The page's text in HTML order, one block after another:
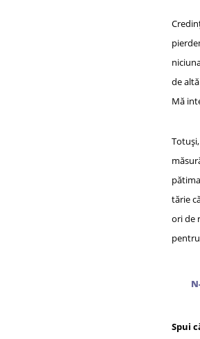
de
Mă
tărie
ori de
Spui